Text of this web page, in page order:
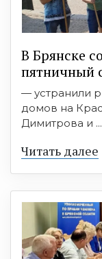
В Брянске
пятничный
— устранили
домов на
Димитрова и ...
Читать далее